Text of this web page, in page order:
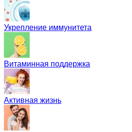
Укрепление иммунитета
Витаминная поддержка
Активная жизнь